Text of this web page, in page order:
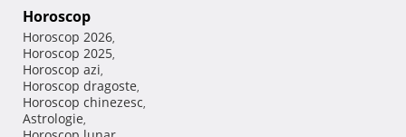
Horoscop
Horoscop 2026,
Horoscop 2025,
Horoscop azi,
Horoscop dragoste,
Horoscop chinezesc,
Astrologie,